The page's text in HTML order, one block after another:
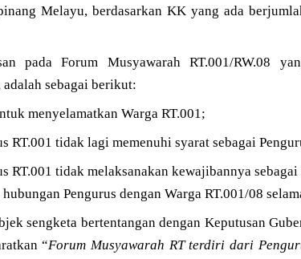
Melayu, berdasarkan KK yang ada
pada Forum Musyawarah RT.001/RW.08
adalah sebagai berikut:
menyelamatkan Warga RT.001;
RT.001 tidak lagi memenuhi syarat sebagai
RT.001 tidak melaksanakan kewajibannya
hubungan Pengurus dengan Warga RT.001/08
sengketa bertentangan dengan Keputusan
“Forum Musyawarah RT terdiri dari